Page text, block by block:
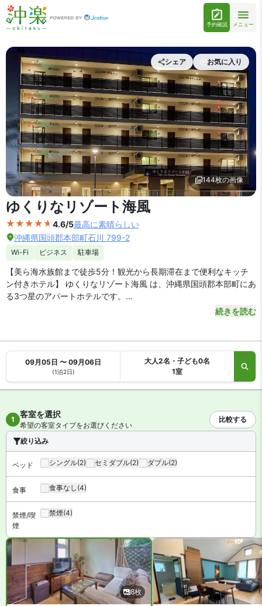
予約確認 メニュー
外観の写真を拡大表示
シェア お気に入り
144枚の画像
ゆくりなリゾート海風
4.6/5最高に素晴らしい
沖縄県国頭郡本部町石川 799-2
Wi-Fi ビジネス 駐車場
【美ら海水族館まで徒歩5分！観光から長期滞在まで便利なキッチ
ン付きホテル】 ゆくりなリゾート海風 は、沖縄県国頭郡本部町にあ
る3つ星のアパートホテルです。
スをご利用の場合、約140分の「記念公園前」を降りて徒歩10分で
到着します。
沖縄自動車道「許田IC」は車で約45分。人気の沖縄美ら海水族館が
好立地です。
【駐車場】あり（無料）
【お食事、レストラン】
全室電子レンジや冷蔵庫、調理器具を備えたキッチンがあります。
最寄りのコンビニは徒歩10分です。海洋博公園周辺に飲食店も充実
しています。
【館内施設・サービス】
客室数は全 20 室。インターネットは無料 WiFiが利用可能です。お
部屋の施設は洗濯機や乾燥機があります。
続きを読む
09月05日 〜 09月06日
(1泊2日)
大人2名・子ども0名
1室
1
客室を選択
希望の客室タイプをお選びください
比較する
絞り込み
ベッド シングル(2) セミダブル(2) ダブル(2)
食事 食事なし (4)
禁煙/喫
煙
禁煙(4)
8枚